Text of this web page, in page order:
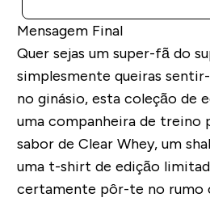
Mensagem Final
Quer sejas um super-fã do
simplesmente queiras
no ginásio, esta coleção de
uma companheira de treino
sabor de Clear Whey, um
uma t-shirt de edição
certamente pôr-te no rumo